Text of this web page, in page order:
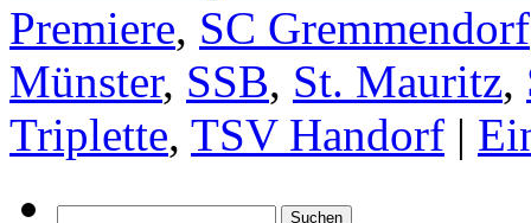
Premiere, SC Gremmendorf
Münster, SSB, St. Mauritz,
Triplette, TSV Handorf |